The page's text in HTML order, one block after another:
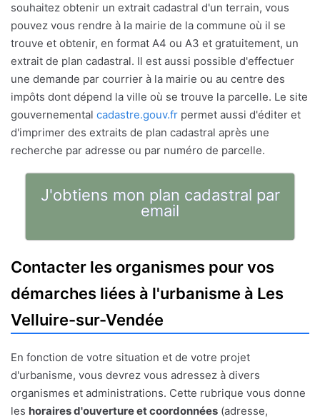
souhaitez obtenir un extrait cadastral d'un terrain, vous
pouvez vous rendre à la mairie de la commune où il se
trouve et obtenir, en format A4 ou A3 et gratuitement, un
extrait de plan cadastral. Il est aussi possible d'effectuer
une demande par courrier à la mairie ou au centre des
impôts dont dépend la ville où se trouve la parcelle. Le site
gouvernemental cadastre.gouv.fr permet aussi d'éditer et
d'imprimer des extraits de plan cadastral après une
recherche par adresse ou par numéro de parcelle.
J'obtiens mon plan cadastral par
email
Contacter les organismes pour vos
démarches liées à l'urbanisme à Les
Velluire-sur-Vendée
En fonction de votre situation et de votre projet
d'urbanisme, vous devrez vous adressez à divers
organismes et administrations. Cette rubrique vous donne
les horaires d'ouverture et coordonnées (adresse,